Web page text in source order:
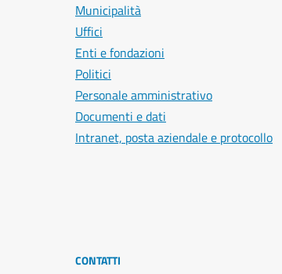
Municipalità
Uffici
Enti e fondazioni
Politici
Personale amministrativo
Documenti e dati
Intranet, posta aziendale e protocollo
CONTATTI